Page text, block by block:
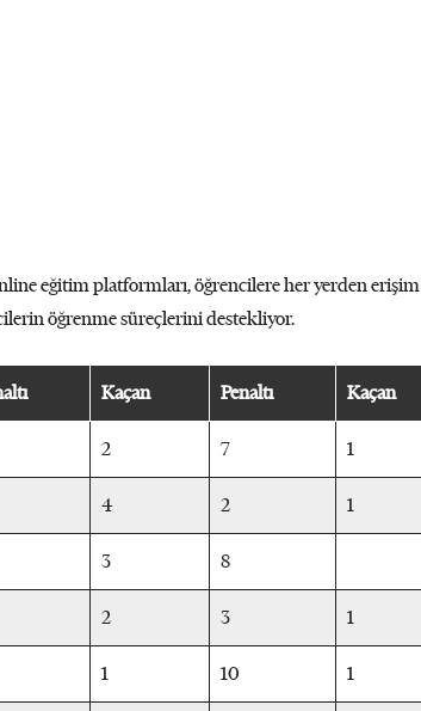
eğitim platformları, öğrencilere her yerden erişim
öğrenme süreçlerini destekliyor.
Kaçan Penaltı Kaçan
2 7 1
4 2 1
3 8
2 3 1
1 10 1